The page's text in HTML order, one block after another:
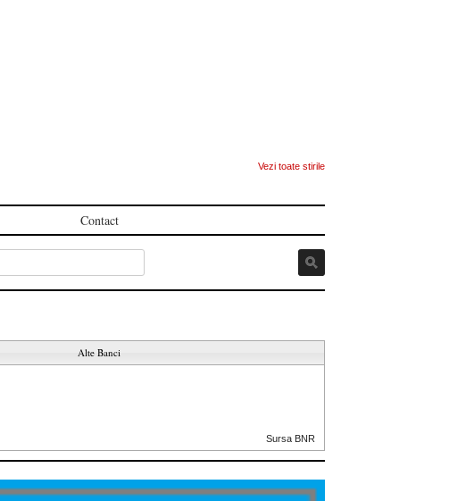
Vezi toate stirile
Contact
Alte Banci
Sursa BNR